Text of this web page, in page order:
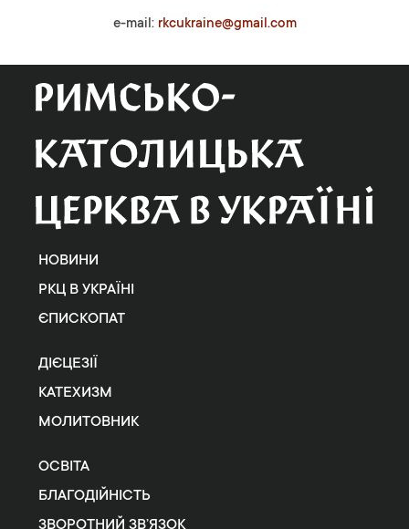
e-mail: rkcukraine@gmail.com
НОВИНИ
РКЦ В УКРАЇНІ
ЄПИСКОПАТ
ДІЄЦЕЗІЇ
КАТЕХИЗМ
МОЛИТОВНИК
ОСВІТА
БЛАГОДІЙНІСТЬ
ЗВОРОТНИЙ ЗВ’ЯЗОК